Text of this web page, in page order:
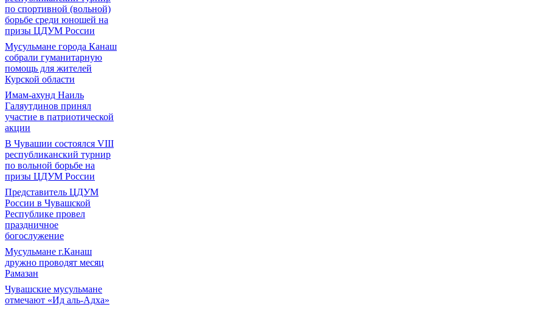
по спортивной (вольной)
борьбе среди юношей на
призы ЦДУМ России
Мусульмане города Канаш
собрали гуманитарную
помощь для жителей
Курской области
Имам-ахунд Наиль
Галяутдинов принял
участие в патриотической
акции
В Чувашии состоялся VIII
республиканский турнир
по вольной борьбе на
призы ЦДУМ России
Представитель ЦДУМ
России в Чувашской
Республике провел
праздничное
богослужение
Мусульмане г.Канаш
дружно проводят месяц
Рамазан
Чувашские мусульмане
отмечают «Ид аль-Адха»